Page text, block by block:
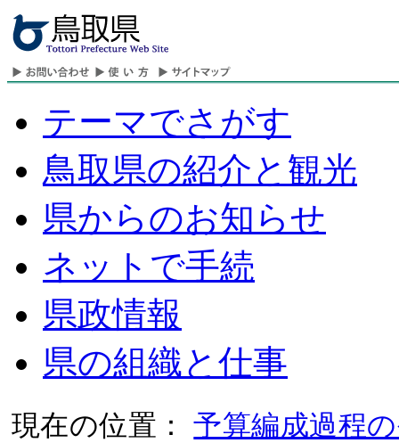
テーマでさがす
鳥取県の紹介と観光
県からのお知らせ
ネットで手続
県政情報
県の組織と仕事
現在の位置：予算編成過程